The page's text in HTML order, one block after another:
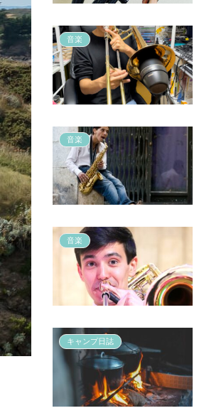
音楽
音楽
音楽
キャンプ日誌